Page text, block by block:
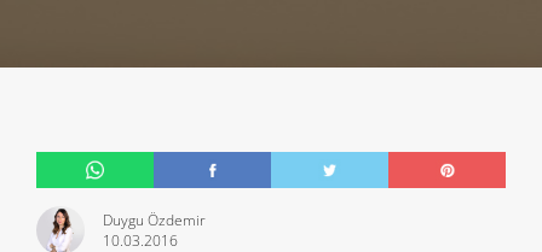
Duygu Özdemir
10.03.2016